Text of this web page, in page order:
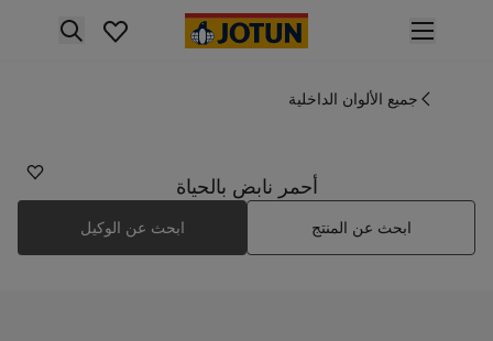
nav label
منتجات الدهان الداخلي
الألوان
ألوان الدهانات الداخلية
جميع ألوان الديكور الداخلي
جميع الألوان الداخلية
أحمر نابض بالحياة
ابحث عن المنتج ابحث عن الوكيل